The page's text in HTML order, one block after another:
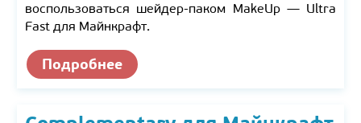
воспользоваться шейдер-паком MakeUp — Ultra
Fast для Майнкрафт.
Подробнее